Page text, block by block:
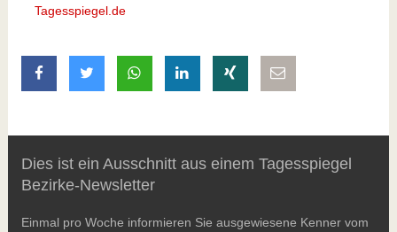
Tagesspiegel.de
auf Facebook teilen
auf Twitter teilenmit Whatsapp teilen
auf LinkedIn teilen
auf Xing teilen
Dies ist ein Ausschnitt aus einem Tagesspiegel
Bezirke-Newsletter
Einmal pro Woche informieren Sie ausgewiesene Kenner vom